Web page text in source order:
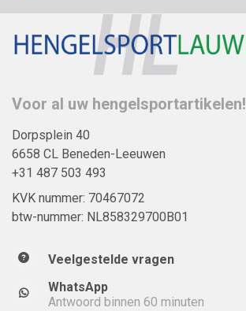
Voor al uw hengelsportartikelen!
Dorpsplein 40
6658 CL Beneden-Leeuwen
+31 487 503 493
KVK nummer: 70467072
btw-nummer: NL858329700B01
Veelgestelde vragen
WhatsApp
Antwoord binnen 60 minuten